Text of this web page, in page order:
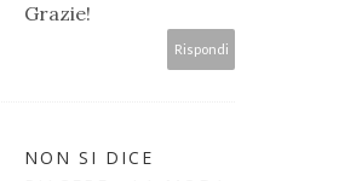
Grazie!
Rispondi
NON SI DICE